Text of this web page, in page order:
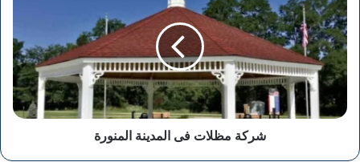
فى
المدينة
المنورة
شركة مظلات فى المدينة المنورة